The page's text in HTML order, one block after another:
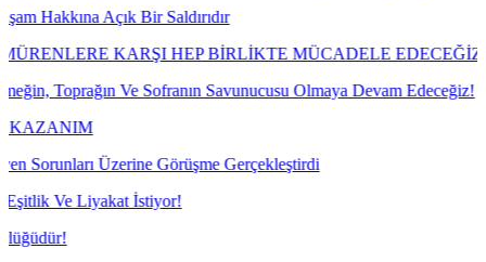
Açık Bir Saldırıdır
KARŞI HEP BİRLİKTE MÜCADELE EDECEĞİZ
Ve Sofranın Savunucusu Olmaya Devam Edeceğiz!
Üzerine Görüşme Gerçekleştirdi
İstiyor!